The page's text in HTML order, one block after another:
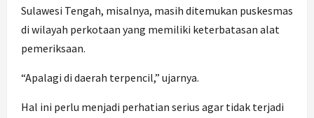
Sulawesi Tengah, misalnya, masih ditemukan puskesmas
di wilayah perkotaan yang memiliki keterbatasan alat
pemeriksaan.
“Apalagi di daerah terpencil,” ujarnya.
Hal ini perlu menjadi perhatian serius agar tidak terjadi